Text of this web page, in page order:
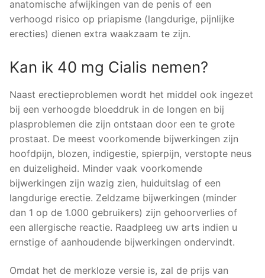
anatomische afwijkingen van de penis of een
verhoogd risico op priapisme (langdurige, pijnlijke
erecties) dienen extra waakzaam te zijn.
Kan ik 40 mg Cialis nemen?
Naast erectieproblemen wordt het middel ook ingezet
bij een verhoogde bloeddruk in de longen en bij
plasproblemen die zijn ontstaan door een te grote
prostaat. De meest voorkomende bijwerkingen zijn
hoofdpijn, blozen, indigestie, spierpijn, verstopte neus
en duizeligheid. Minder vaak voorkomende
bijwerkingen zijn wazig zien, huiduitslag of een
langdurige erectie. Zeldzame bijwerkingen (minder
dan 1 op de 1.000 gebruikers) zijn gehoorverlies of
een allergische reactie. Raadpleeg uw arts indien u
ernstige of aanhoudende bijwerkingen ondervindt.
Omdat het de merkloze versie is, zal de prijs van